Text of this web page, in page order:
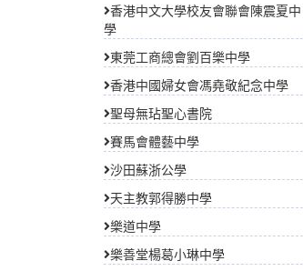
香港中文大學校友會聯會陳震夏中
學
東莞工商總會劉百樂中學
香港中國婦女會馮堯敬紀念中學
聖母無玷聖心書院
賽馬會體藝中學
沙田蘇浙公學
天主教郭得勝中學
樂道中學
樂善堂楊葛小琳中學